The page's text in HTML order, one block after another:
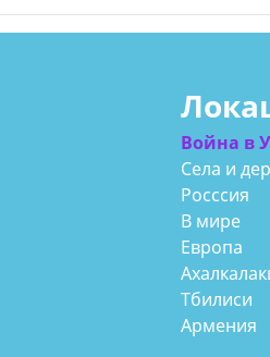
Война в
Села и
Росссия
В мире
Европа
Тбилиси
Армения